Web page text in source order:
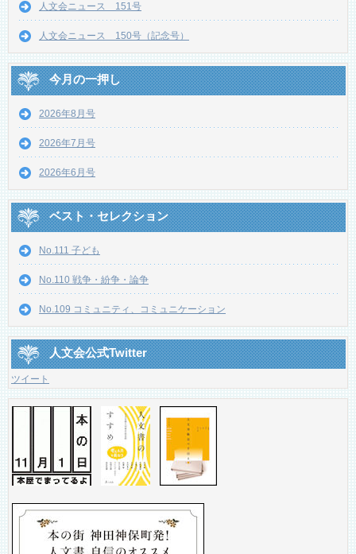
人文会ニュース 151号
人文会ニュース 150号（記念号）
今月の一押し
2026年8月号
2026年7月号
2026年6月号
ベスト・セレクション
No.111 子ども
No.110 戦争・紛争・論争
No.109 コミュニティ、コミュニケーション
人文会公式Twitter
ツイート